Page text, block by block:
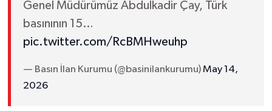
Genel Müdürümüz Abdulkadir Çay, Türk
basınının 15…
pic.twitter.com/RcBMHweuhp
— Basın İlan Kurumu (@basinilankurumu)May 14,
2026